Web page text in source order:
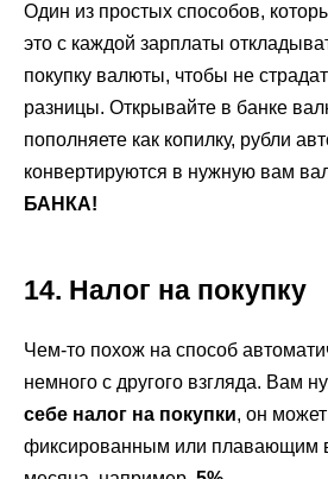
Один из простых способов,
это с каждой зарплаты
покупку валюты, чтобы не
разницы. Открывайте в банке
пополняете как копилку, рубли
конвертируются в нужную вам
БАНКА!
14. Налог на покупку
Чем-то похож на способ
немного с другого взгляда. Вам
себе налог на покупки, он
фиксированным или плавающим